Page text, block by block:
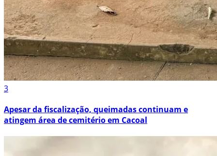
3
Apesar da fiscalização, queimadas continuam e
atingem área de cemitério em Cacoal